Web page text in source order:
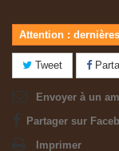
Attention :
Tweet
Envoyer à un
Partager sur
Imprimer